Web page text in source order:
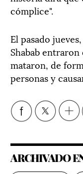
cómplice".
El pasado
Shabab
mataron, de
personas y
ARCHIVADO